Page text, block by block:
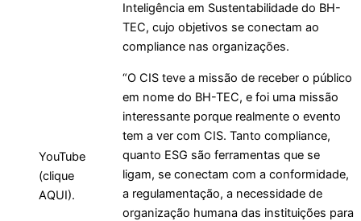
YouTube
(clique
AQUI).
Inteligência em Sustentabilidade do BH-
TEC, cujo objetivos se conectam ao
compliance nas organizações.
“O CIS teve a missão de receber o público
em nome do BH-TEC, e foi uma missão
interessante porque realmente o evento
tem a ver com CIS. Tanto compliance,
quanto ESG são ferramentas que se
ligam, se conectam com a conformidade,
a regulamentação, a necessidade de
organização humana das instituições para